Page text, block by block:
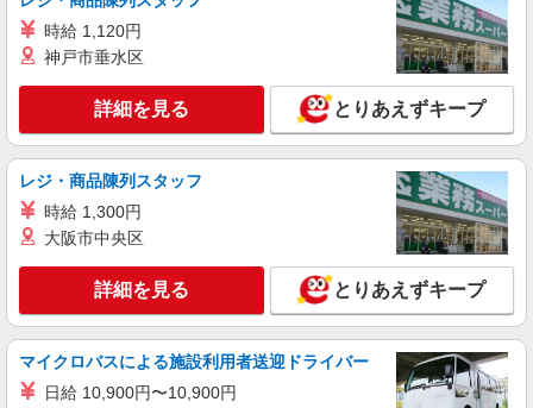
時給 1,120円
神戸市垂水区
詳細を見る とりあえずキープ
レジ・商品陳列スタッフ
時給 1,300円
大阪市中央区
詳細を見る とりあえずキープ
マイクロバスによる施設利用者送迎ドライバー
日給 10,900円〜10,900円